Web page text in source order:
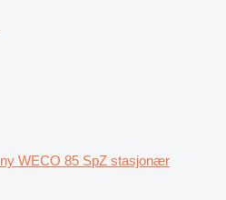
ny WECO 85 SpZ stasjonær